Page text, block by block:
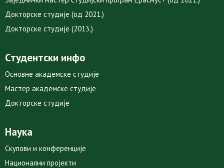
Докторске студије (од 2021.)
Докторске студије (2013.)
Студентски инфо
Основне академске студије
Мастер академске студије
Докторске студије
Наука
Скупови и конференције
Национални пројекти